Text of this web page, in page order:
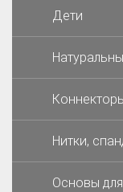
Дети
Нитки,
Основы